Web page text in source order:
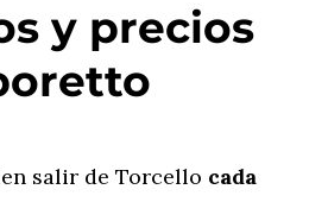
y precios
salir de Torcello cada